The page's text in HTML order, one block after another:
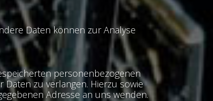
Daten können zur Analyse
personenbezogenen
zu verlangen. Hierzu sowie
Adresse an uns wenden.